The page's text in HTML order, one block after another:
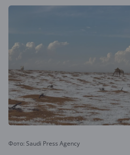
Фото: Saudi Press Agency